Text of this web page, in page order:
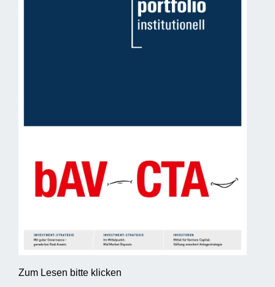
Zum Lesen bitte klicken